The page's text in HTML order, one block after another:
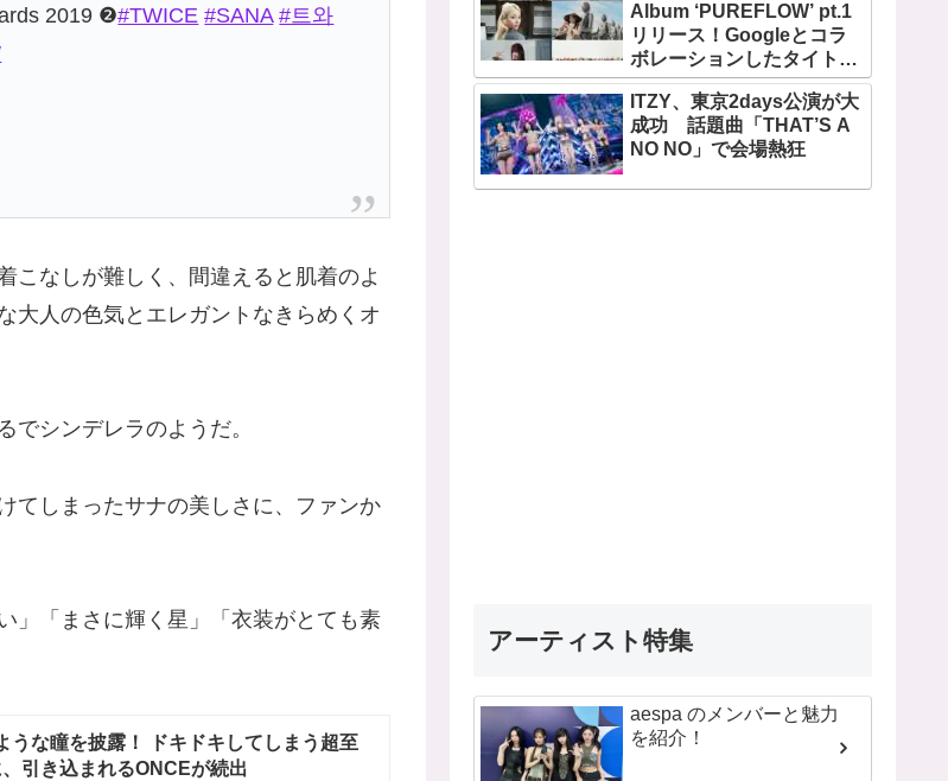
2019 ❷#TWICE #SANA #트와
こなしが難しく、間違えると肌着のよ
大人の色気とエレガントなきらめくオ
でシンデレラのようだ。
てしまったサナの美しさに、ファンか
」「まさに輝く星」「衣装がとても素
うな瞳を披露！ ドキドキしてしまう超至
引き込まれるONCEが続出
Album ‘PUREFLOW’ pt.1
リリース！Googleとコラ
ボレーションしたタイトル
曲「BOOMPALA」MVも公
開
ITZY、東京2days公演が大
成功 話題曲「THAT’S A
NO NO」で会場熱狂
アーティスト特集
aespa のメンバーと魅力
を紹介！